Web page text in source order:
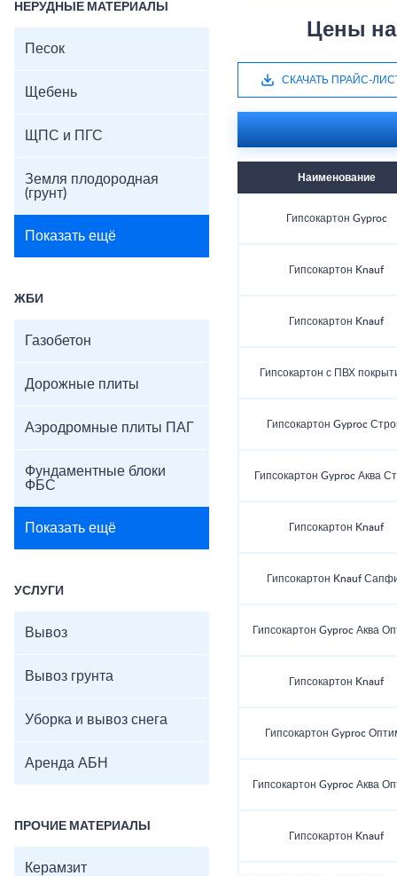
НЕРУДНЫЕ МАТЕРИАЛЫ
Песок
Щебень
ЩПС и ПГС
Земля плодородная
(грунт)
Показать ещё
ЖБИ
Газобетон
Дорожные плиты
Аэродромные плиты ПАГ
Фундаментные блоки
ФБС
Показать ещё
УСЛУГИ
Вывоз
Вывоз грунта
Уборка и вывоз снега
Аренда АБН
ПРОЧИЕ МАТЕРИАЛЫ
Керамзит
Цены
СКАЧАТЬ ПРАЙС-
Наименование
Гипсокартон Gyproc
Гипсокартон Knauf
Гипсокартон Knauf
Гипсокартон с ПВХ
Гипсокартон Gyproc
Гипсокартон Gyproc Аква
Гипсокартон Knauf
Гипсокартон Knauf
Гипсокартон Gyproc Аква
Гипсокартон Knauf
Гипсокартон Gyproc
Гипсокартон Gyproc Аква
Гипсокартон Knauf